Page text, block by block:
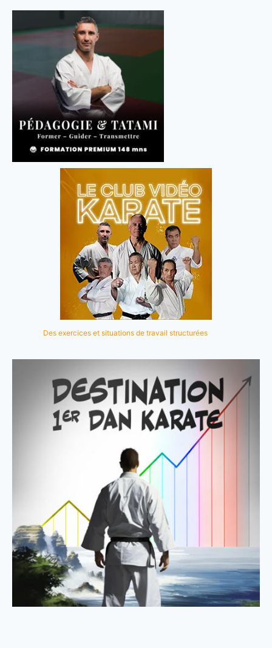
Des exercices et situations de travail structurées